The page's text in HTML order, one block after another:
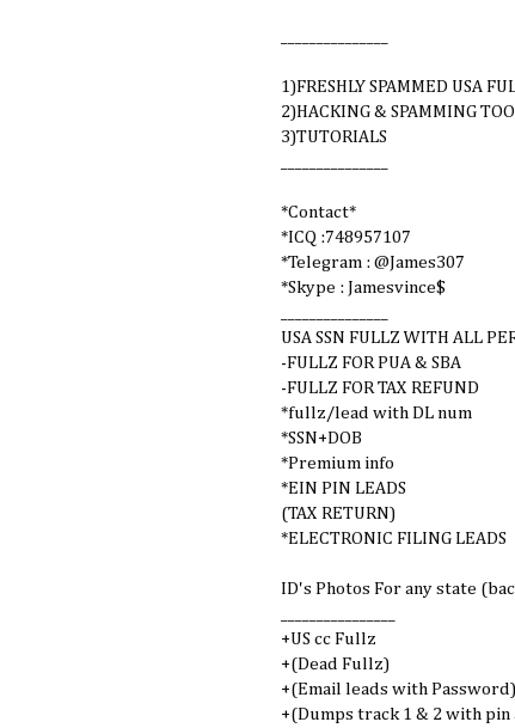
1)FRESHLY SPAMMED USA
2)HACKING & SPAMMING
3)TUTORIALS
*Contact*
*ICQ :748957107
*Telegram : @James307
*Skype : Jamesvince$
USA SSN FULLZ WITH ALL
-FULLZ FOR PUA & SBA
-FULLZ FOR TAX REFUND
*fullz/lead with DL num
*SSN+DOB
*Premium info
*EIN PIN LEADS
(TAX RETURN)
*ELECTRONIC FILING LEADS
ID's Photos For any state
+US cc Fullz
+(Dead Fullz)
+(Email leads with Password)
+(Dumps track 1 & 2 with